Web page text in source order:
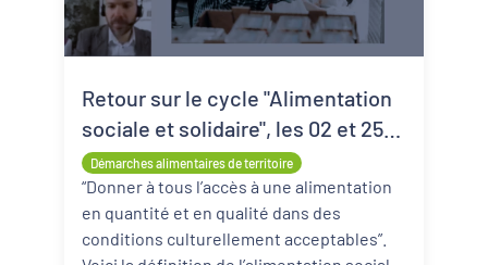
Démarches alimentaires de territoire
Retour sur le cycle "Alimentation
sociale et solidaire", les 02 et 25
février 2021
“Donner à tous l’accès à une alimentation
en quantité et en qualité dans des
conditions culturellement acceptables”.